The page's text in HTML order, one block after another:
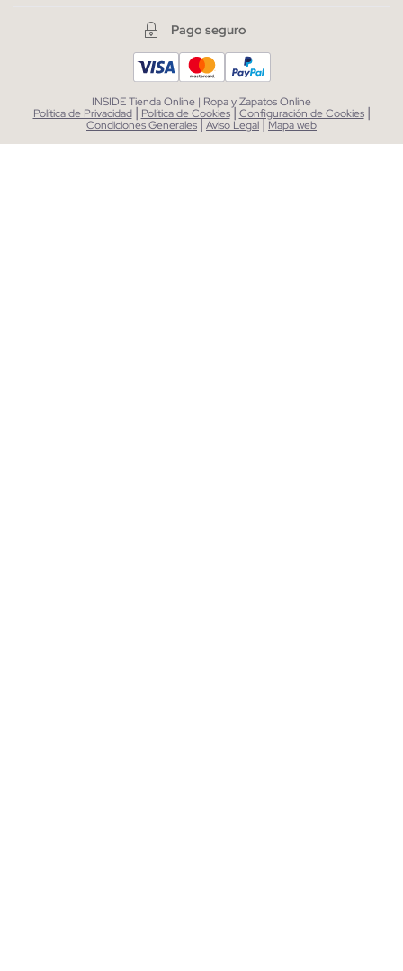
Pago seguro
INSIDE Tienda Online | Ropa y Zapatos Online
Política de Privacidad | Política de Cookies| Configuración de Cookies |
Condiciones Generales|Aviso Legal| Mapa web